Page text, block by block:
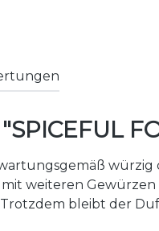
weiteren
bleibt der